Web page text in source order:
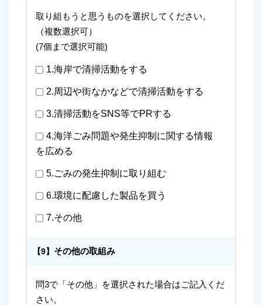
取り組もうと思うものを選択してください。
（複数選択可）
(7個まで選択可能)
1.海岸で清掃活動をする
2.周辺や街なかなどで清掃活動をする
3.清掃活動をSNS等でPRする
4.海洋ごみ問題や発生抑制に関する情報
を広める
5.ごみの発生抑制に取り組む
6.環境に配慮した製品を買う
7.その他
【9】 その他の取組み
問3で「その他」を選択された場合はご記入くだ
さい。